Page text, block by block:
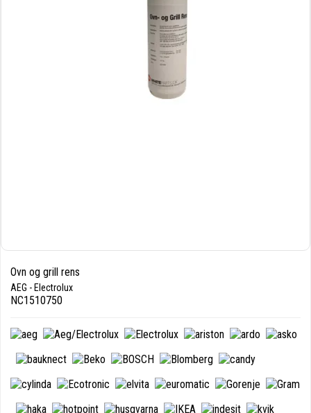
Ovn og grill rens
AEG - Electrolux
NC1510750